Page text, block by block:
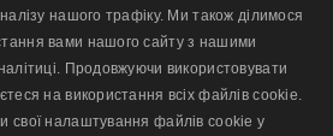
нашого трафіку. Ми також ділимося
вами нашого сайту з нашими
Продовжуючи використовувати
на використання всіх файлів cookie.
свої налаштування файлів cookie у